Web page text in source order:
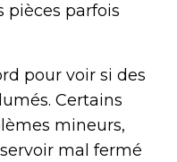
pièces parfois
pour voir si des
Certains
mineurs,
mal fermé